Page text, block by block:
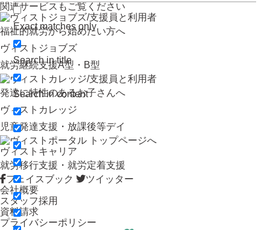
Exact matches only
Search in title
Search in content
関連サービスもご覧ください
福祉的就労から始めたい方へ
ヴィストジョブズ
就労継続支援A型・B型
発達に特性のあるお子さんへ
ヴィストカレッジ
児童発達支援・放課後等デイ
ヴィストキャリア
就労移行支援・就労定着支援
フェイスブック
ツイッター
会社概要
スタッフ採用
資料請求
プライバシーポリシー